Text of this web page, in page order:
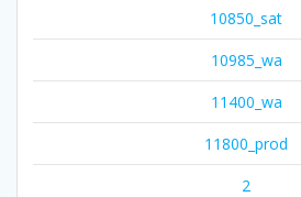
10850_sat
10985_wa
11400_wa
11800_prod
2